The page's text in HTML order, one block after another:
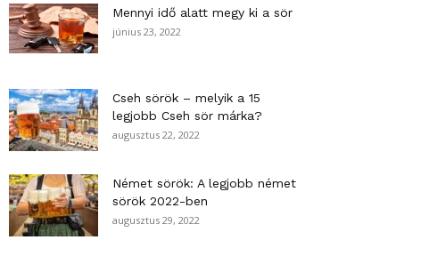
Mennyi idő alatt megy ki a sör
június 23, 2022
Cseh sörök – melyik a 15
legjobb Cseh sör márka?
augusztus 22, 2022
Német sörök: A legjobb német
sörök 2022-ben
augusztus 29, 2022